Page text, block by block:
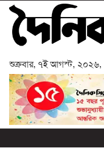
শুক্রবার, ৭ই আগস্ট, ২০২৬,